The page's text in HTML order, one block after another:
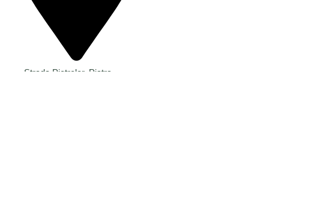
Strada Pietrelor, Piatra